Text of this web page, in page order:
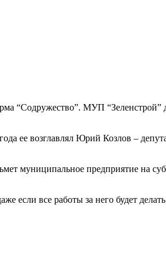
“Содружество”. МУП “Зеленстрой”
ее возглавлял Юрий Козлов –
муниципальное предприятие на
все работы за него будет